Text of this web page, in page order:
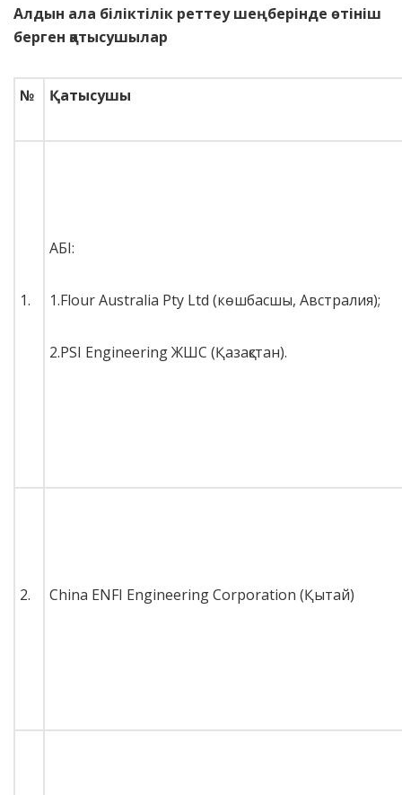
Алдын ала біліктілік реттеу шеңберінде өтініш
берген қатысушылар
№ Қатысушы
1.
АБІ:
1.Flour Australia Pty Ltd (көшбасшы, Австралия);
2.PSI Engineering ЖШС (Қазақстан).
2. China ENFI Engineering Corporation (Қытай)